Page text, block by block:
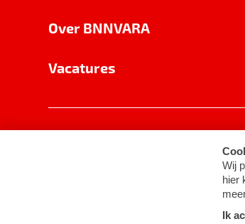
Over BNNVARA
Vacatures
Cookie-instellingen